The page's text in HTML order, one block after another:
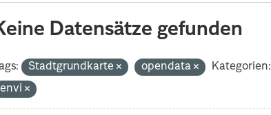
Datensätze gefunden
Stadtgrundkarte opendata Kategorien:
envi